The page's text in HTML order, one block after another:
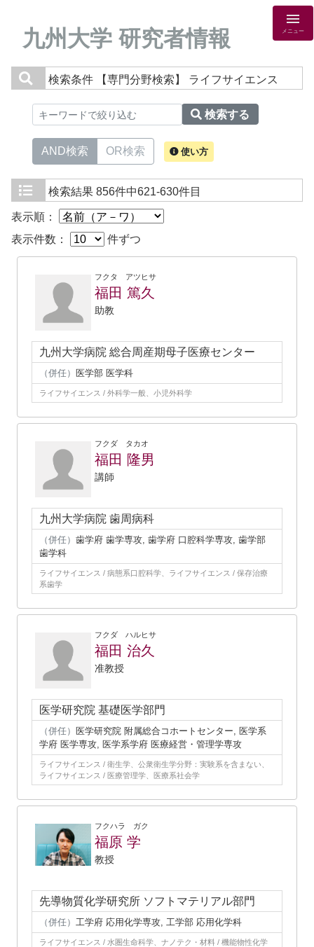
九州大学 研究者情報 メニュー
検索条件 【専門分野検索】 ライフサイエンス
検索する
AND検索 OR検索 使い方
検索結果 856件中621-630件目
表示順：
表示件数：
件ずつ
フクタ アツヒサ
福田 篤久
助教
九州大学病院 総合周産期母子医療センター
（併任） 医学部 医学科
ライフサイエンス / 外科学一般、小児外科学
フクダ タカオ
福田 隆男
講師
九州大学病院 歯周病科
（併任） 歯学府 歯学専攻, 歯学府 口腔科学専攻, 歯学部
歯学科
ライフサイエンス / 病態系口腔科学、ライフサイエンス / 保存治療
系歯学
フクダ ハルヒサ
福田 治久
准教授
医学研究院 基礎医学部門
（併任） 医学研究院 附属総合コホートセンター, 医学系
学府 医学専攻, 医学系学府 医療経営・管理学専攻
ライフサイエンス / 衛生学、公衆衛生学分野：実験系を含まない、
ライフサイエンス / 医療管理学、医療系社会学
フクハラ ガク
福原 学
教授
先導物質化学研究所 ソフトマテリアル部門
（併任） 工学府 応用化学専攻, 工学部 応用化学科
ライフサイエンス / 水圏生命科学、ナノテク・材料 / 機能物性化学